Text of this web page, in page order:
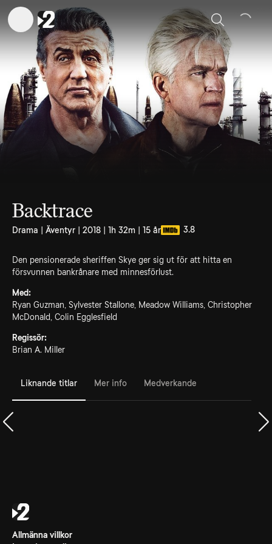
Sök
Backtrace
Drama | Äventyr | 2018 | 1h 32m | 15 år 3.8
Den pensionerade sheriffen Skye ger sig ut för att hitta en
försvunnen bankrånare med minnesförlust.
Med:
Ryan Guzman, Sylvester Stallone, Meadow Williams, Christopher
McDonald, Colin Egglesfield
Regissör:
Brian A. Miller
Liknande titlar Mer info Medverkande
Allmänna villkor